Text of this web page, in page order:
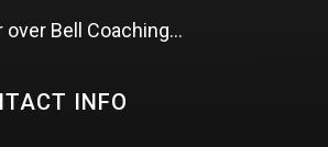
over Bell Coaching…
INFO